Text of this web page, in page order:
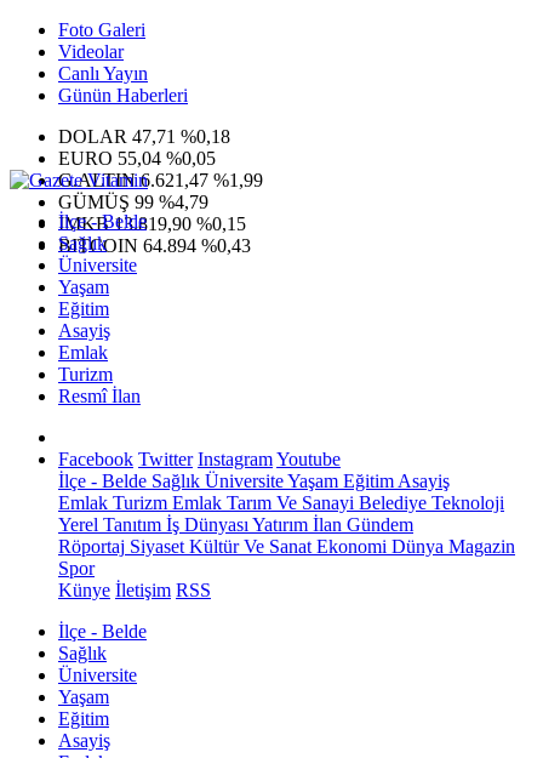
Foto Galeri
Videolar
Canlı Yayın
Günün Haberleri
DOLAR 47,71 %0,18
EURO 55,04 %0,05
G.ALTIN6.621,47 %1,99
GÜMÜŞ 99 %4,79
IMKB13.819,90 %0,15
BITCOIN 64.894 %0,43
İlçe - Belde
Sağlık
Üniversite
Yaşam
Eğitim
Asayiş
Emlak
Turizm
Resmî İlan
Facebook Twitter InstagramYoutube
İlçe - Belde Sağlık ÜniversiteYaşam Eğitim Asayiş
Emlak Turizm Emlak Tarım Ve Sanayi Belediye Teknoloji
Yerel Tanıtım İş Dünyası Yatırım İlan Gündem
Röportaj Siyaset Kültür Ve Sanat Ekonomi Dünya Magazin
Spor
Künye İletişim RSS
İlçe - Belde
Sağlık
Üniversite
Yaşam
Eğitim
Asayiş